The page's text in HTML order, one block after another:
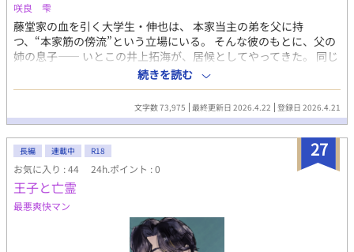
咲良 雫
藤堂家の血を引く大学生・伸也は、 本家当主の弟を父に持
つ、“本家筋の傍流”という立場にいる。 そんな彼のもとに、父の
姉の息子―― いとこの井上拓海が、居候としてやってきた。 同じ
血筋でありながら、分家として育った拓海。 外では誰もが認め
る“眩しい”存在だが、家の中では距離が近すぎる。 いとこ同士。
同じ血の中にある、微妙な立場の違い。 守るべき線はあるはずな
のに、 関係だけが曖昧に深まっていく。 本家に連なる者とし
側”の拓海。 光の中では触れられない。 それでも、この距離を手
放すことはできない。 曖昧な関係に、名前をつけるか―― これ
は、同じ血の中にある境界線を越えるかどうか、 自分の意志で選
び取る物語。
続きを読む
文字数 73,975 最終更新日 2026.4.22 登録日 2026.4.21
27
長編 連載中 R18
お気に入り : 44 24h.ポイント : 0
王子と亡霊
最悪爽快マン